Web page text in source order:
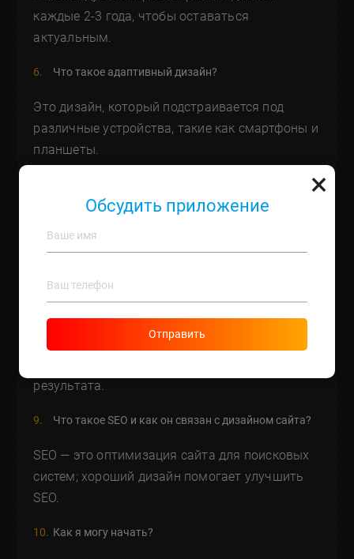
каждые 2-3 года, чтобы оставаться
актуальным.
Что такое адаптивный дизайн?
Это дизайн, который подстраивается под
различные устройства, такие как смартфоны и
планшеты.
Необходимо ли мне самим предоставлять контент
для сайта?
Нет, мы можем помочь с созданием контента
и его оптимизацией.
Можно ли использовать готовые шаблоны для
Да, но они менее уникальны. Рекомендуется
результата.
Что такое SEO и как он связан с дизайном сайта?
SEO — это оптимизация сайта для поисковых
систем; хороший дизайн помогает улучшить
SEO.
Как я могу начать?
×
Обсудить приложение
Отправить